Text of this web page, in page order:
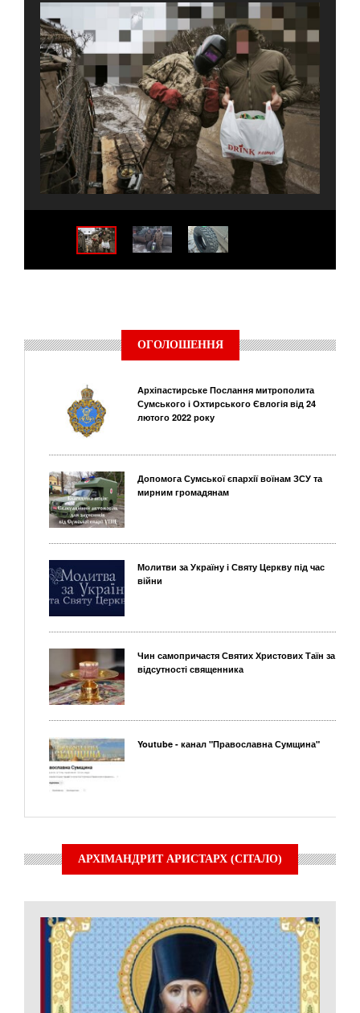
ОГОЛОШЕННЯ
Архіпастирське Послання митрополита
Сумського і Охтирського Євлогія від 24
лютого 2022 року
Допомога Сумської єпархії воїнам ЗСУ та
мирним громадянам
Молитви за Україну і Святу Церкву під час
війни
Чин самопричастя Святих Христових Таїн за
відсутності священника
Youtube - канал "Православна Сумщина"
АРХІМАНДРИТ АРИСТАРХ (СІТАЛО)